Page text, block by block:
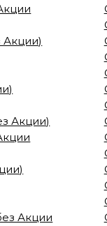
Акции)
Акции)
Акции